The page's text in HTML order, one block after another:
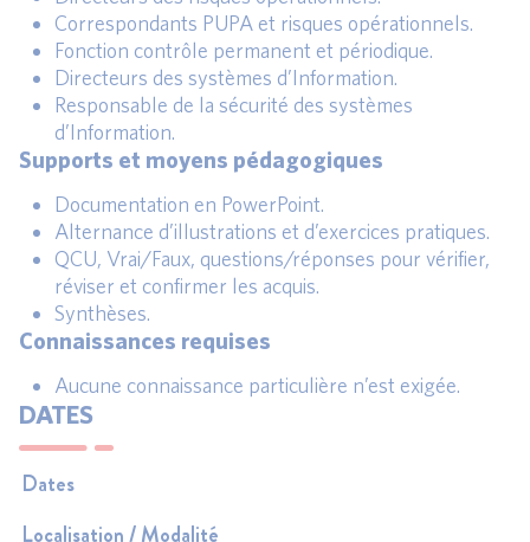
Correspondants PUPA et risques opérationnels.
Fonction contrôle permanent et périodique.
Directeurs des systèmes d’Information.
Responsable de la sécurité des systèmes
d’Information.
Supports et moyens pédagogiques
Documentation en PowerPoint.
Alternance d’illustrations et d’exercices pratiques.
QCU, Vrai/Faux, questions/réponses pour vérifier,
réviser et confirmer les acquis.
Synthèses.
Connaissances requises
Aucune connaissance particulière n’est exigée.
DATES
Dates
Localisation / Modalité